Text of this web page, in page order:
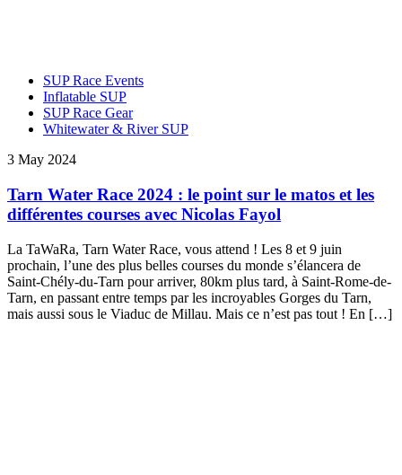
SUP Race Events
Inflatable SUP
SUP Race Gear
Whitewater & River SUP
3 May 2024
Tarn Water Race 2024 : le point sur le matos et les
différentes courses avec Nicolas Fayol
La TaWaRa, Tarn Water Race, vous attend ! Les 8 et 9 juin
prochain, l’une des plus belles courses du monde s’élancera de
Saint-Chély-du-Tarn pour arriver, 80km plus tard, à Saint-Rome-de-
Tarn, en passant entre temps par les incroyables Gorges du Tarn,
mais aussi sous le Viaduc de Millau. Mais ce n’est pas tout ! En […]